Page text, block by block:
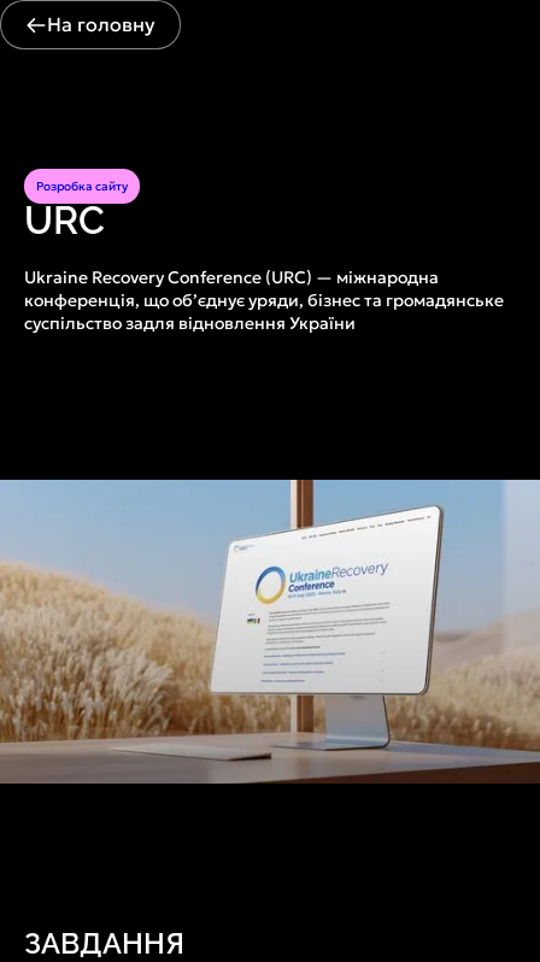
На головну
Розробка сайту
URC
Ukraine Recovery Conference (URC) — міжнародна
конференція, що об’єднує уряди, бізнес та громадянське
суспільство задля відновлення України
ЗАВДАННЯ